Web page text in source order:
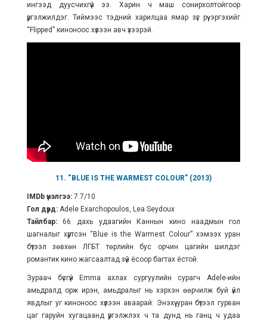
ингээд дуусчихгүй ээ. Харин ч маш сонирхолтойгоор
үргэлжилдэг. Тиймээс тэдний харилцаа ямар зүг рүү эргэхийг
“Flipped” киноноос хүлээн авч үзээрэй.
11. “BLUE IS THE WARMEST COLOUR” (2013)
IMDb үнэлгээ: 7.7/10
Гол дүрд: Adele Exarchopoulos, Lea Seydoux
Тайлбар:66 дахь удаагийн Каннын кино наадмын гол
шагналыг хүртсэн “Blue is the Warmest Colour” хэмээх уран
бүтээл зөвхөн ЛГБТ төрлийн бус орчин цагийн шилдэг
романтик кино жагсаалтад зүй ёсоор багтах ёстой.
Зураач бүсгүй Emma ахлах сургуулийн сурагч Adele-ийн
амьдралд орж ирэн, амьдралыг нь хэрхэн өөрчилж буй үйл
явдлыг уг киноноос хүлээн аваарай. Энэхүү уран бүтээл гурван
цаг гаруйн хугацаанд үргэлжлэх ч та дунд нь ганц ч удаа